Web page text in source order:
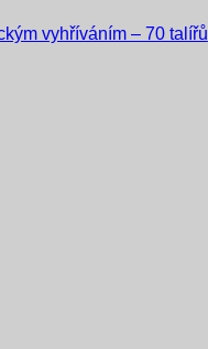
vyhříváním – 70 talířů